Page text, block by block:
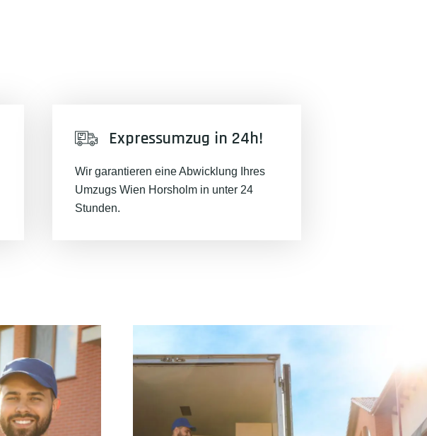
Expressumzug in 24h!
Wir garantieren eine Abwicklung Ihres
Umzugs Wien Horsholm in unter 24
Stunden.